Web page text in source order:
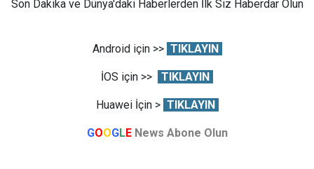
Son Dakika ve Dünya'daki Haberlerden İlk Siz Haberdar Olun
Android için >> TIKLAYIN
İOS için >> TIKLAYIN
Huawei İçin > TIKLAYIN
GOOGLE News Abone Olun